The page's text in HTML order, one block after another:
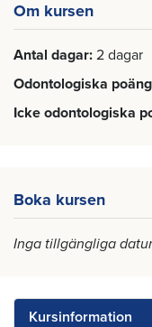
Om kursen
Antal dagar 2 dagar
Odontologiska poäng
Icke odontologiska
Boka kursen
Inga tillgängliga
Kursinformation